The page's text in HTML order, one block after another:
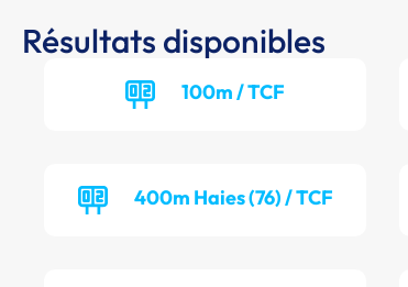
Résultats disponibles
100m / TCF
400m Haies (76) / TCF